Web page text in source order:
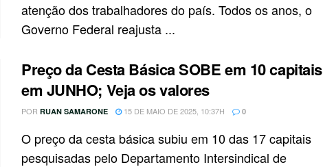
atenção dos trabalhadores do país. Todos os anos, o
Governo Federal reajusta ...
Preço da Cesta Básica SOBE em 10 capitais
em JUNHO; Veja os valores
POR RUAN SAMARONE 15 DE MAIO DE 2025, 10:37H 0
O preço da cesta básica subiu em 10 das 17 capitais
pesquisadas pelo Departamento Intersindical de